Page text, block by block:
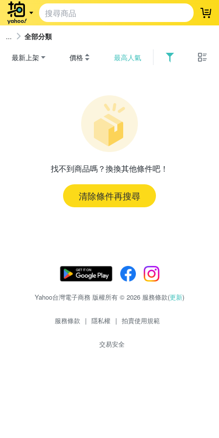
登
全部分類
最新上架 價格 最高人氣
找不到商品嗎？換換其他條件吧！
清除條件再搜尋
Yahoo台灣電子商務 版權所有 © 2026 服務條款(更新)
服務條款 | 隱私權 | 拍賣使用規範
交易安全